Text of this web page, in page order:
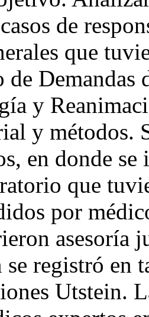
de
que
Demandas
y
y métodos.
en donde
que
por
asesoría
registró en
Utstein.